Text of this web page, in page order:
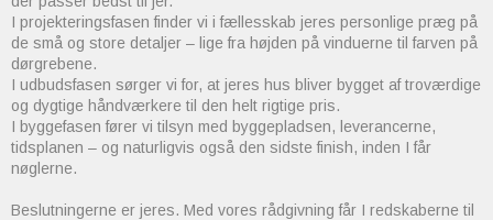
I projekteringsfasen finder vi i fællesskab jeres personlige præg på
de små og store detaljer – lige fra højden på vinduerne til farven på
dørgrebene.
I udbudsfasen sørger vi for, at jeres hus bliver bygget af troværdige
og dygtige håndværkere til den helt rigtige pris.
I byggefasen fører vi tilsyn med byggepladsen, leverancerne,
tidsplanen – og naturligvis også den sidste finish, inden I får
nøglerne.
Beslutningerne er jeres. Med vores rådgivning får I redskaberne til